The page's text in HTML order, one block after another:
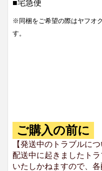
■宅急便
※同梱をご希望の際はヤフオ
す。
ご購入の前に
【発送中のトラブルにつ
配送中に起きましたト
いたしかねますので、